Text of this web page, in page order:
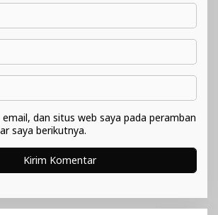
dan situs web saya pada peramban
saya berikutnya.